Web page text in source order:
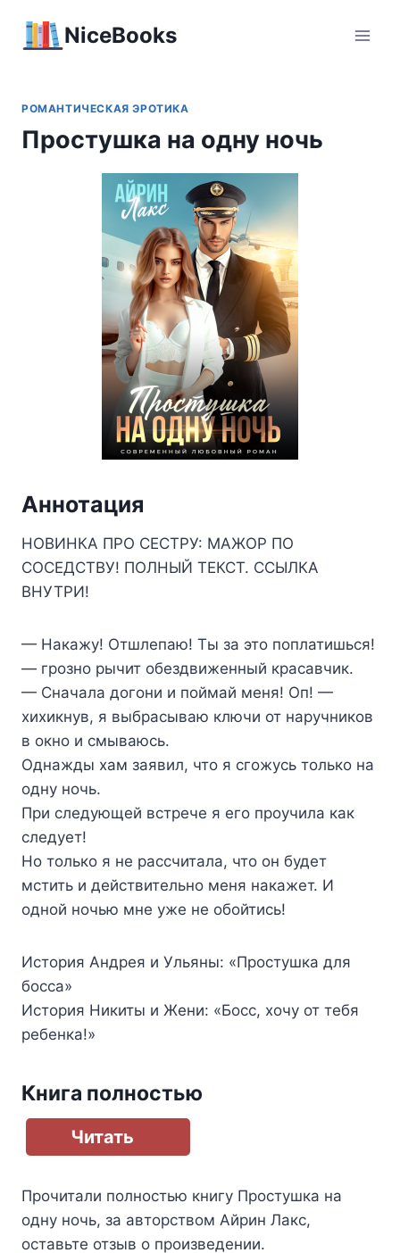
NiceBooks
РОМАНТИЧЕСКАЯ ЭРОТИКА
Простушка на одну ночь
Аннотация
НОВИНКА ПРО СЕСТРУ: МАЖОР ПО
СОСЕДСТВУ! ПОЛНЫЙ ТЕКСТ. ССЫЛКА
ВНУТРИ!
— Накажу! Отшлепаю! Ты за это поплатишься!
— грозно рычит обездвиженный красавчик.
— Сначала догони и поймай меня! Оп! —
хихикнув, я выбрасываю ключи от наручников
в окно и смываюсь.
Однажды хам заявил, что я сгожусь только на
одну ночь.
При следующей встрече я его проучила как
следует!
Но только я не рассчитала, что он будет
мстить и действительно меня накажет. И
одной ночью мне уже не обойтись!
История Андрея и Ульяны: «Простушка для
босса»
История Никиты и Жени: «Босс, хочу от тебя
ребенка!»
Книга полностью
Читать
Прочитали полностью книгу Простушка на
одну ночь, за авторством Айрин Лакс,
оставьте отзыв о произведении.